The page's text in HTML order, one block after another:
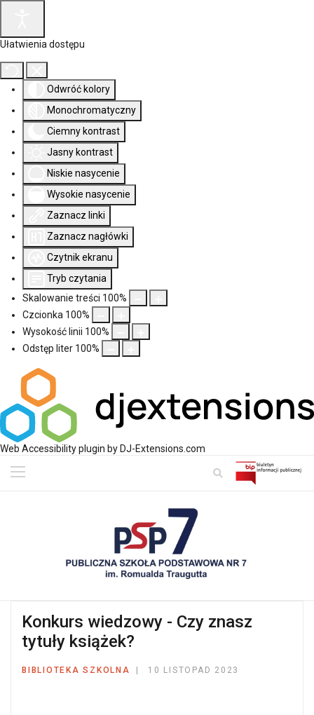
Ułatwienia dostępu
Odwróć kolory
Monochromatyczny
Ciemny kontrast
Jasny kontrast
Niskie nasycenie
Wysokie nasycenie
Zaznacz linki
Zaznacz nagłówki
Czytnik ekranu
Tryb czytania
Skalowanie treści 100%
Czcionka 100%
Wysokość linii 100%
Odstęp liter 100%
Web Accessibility plugin by DJ-Extensions.com
Konkurs wiedzowy - Czy znasz
tytuły książek?
BIBLIOTEKA SZKOLNA 10 LISTOPAD 2023